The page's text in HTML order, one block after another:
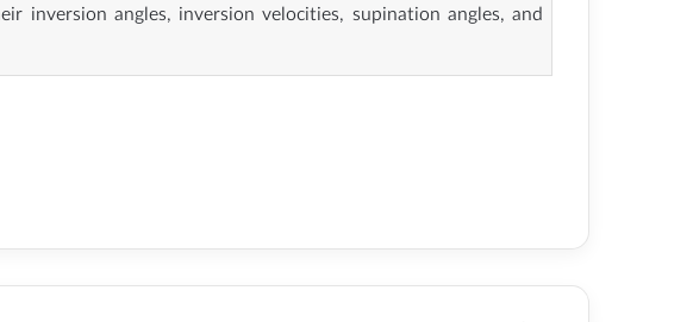
inversion angles, inversion velocities, supination angles, and